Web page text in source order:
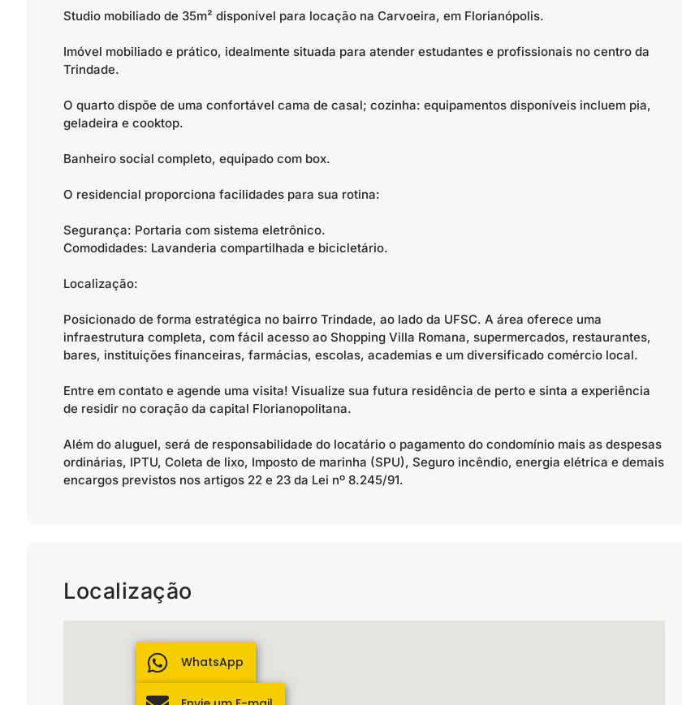
Studio mobiliado de 35m² disponível para locação na Carvoeira, em Florianópolis.
Imóvel mobiliado e prático, idealmente situada para atender estudantes e profissionais no centro da
Trindade.
O quarto dispõe de uma confortável cama de casal; cozinha: equipamentos disponíveis incluem pia,
geladeira e cooktop.
Banheiro social completo, equipado com box.
O residencial proporciona facilidades para sua rotina:
Segurança: Portaria com sistema eletrônico.
Comodidades: Lavanderia compartilhada e bicicletário.
Localização:
Posicionado de forma estratégica no bairro Trindade, ao lado da UFSC. A área oferece uma
infraestrutura completa, com fácil acesso ao Shopping Villa Romana, supermercados, restaurantes,
bares, instituições financeiras, farmácias, escolas, academias e um diversificado comércio local.
Entre em contato e agende uma visita! Visualize sua futura residência de perto e sinta a experiência
de residir no coração da capital Florianopolitana.
Além do aluguel, será de responsabilidade do locatário o pagamento do condomínio mais as despesas
ordinárias, IPTU, Coleta de lixo, Imposto de marinha (SPU), Seguro incêndio, energia elétrica e demais
encargos previstos nos artigos 22 e 23 da Lei nº 8.245/91.
Localização
WhatsApp